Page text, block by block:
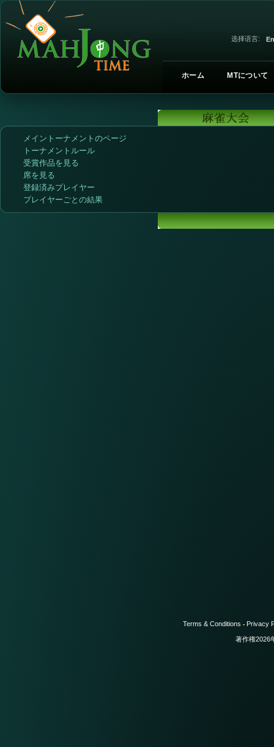
选择语言:
ホーム MTについて
メイントーナメントのページ
トーナメントルール
受賞作品を見る
席を見る
登録済みプレイヤー
プレイヤーごとの結果
Terms & Conditions - Privacy
著作権2026